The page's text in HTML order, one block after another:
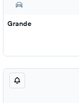
Grande